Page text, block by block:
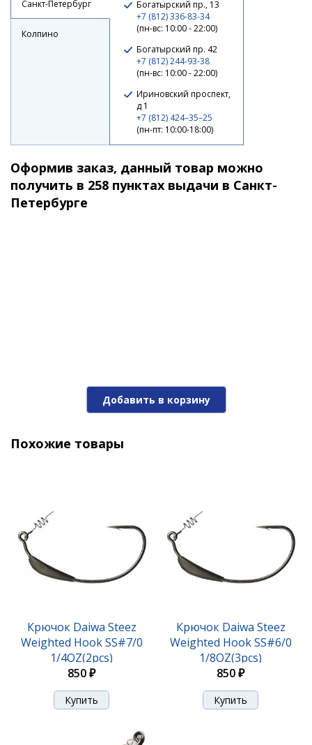
Санкт-Петербург
Колпино
Богатырский пр., 13
+7 (812) 336-83-34
(пн-вс: 10:00 - 22:00)
Богатырский пр. 42
+7 (812) 244-93-38
(пн-вс: 10:00 - 22:00)
Ириновский проспект,
д 1
+7 (812) 424–35–25
(пн-пт: 10:00-18:00)
Оформив заказ, данный товар можно
получить в 258 пунктах выдачи в Санкт-
Петербурге
Добавить в корзину
Похожие товары
Крючок Daiwa Steez
Weighted Hook SS#7/0
1/4OZ(2pcs)
850 ₽
Крючок Daiwa Steez
Weighted Hook SS#6/0
1/8OZ(3pcs)
850 ₽